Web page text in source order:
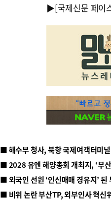
▶[국제신문 페이
■ 해수부 청사, 북항 국제여객터미
■ 2028 유엔 해양총회 개최지, ‘부
■ 외국인 선원 ‘인신매매 경유지’
■ 비위 논란 부산TP, 외부인사 혁신